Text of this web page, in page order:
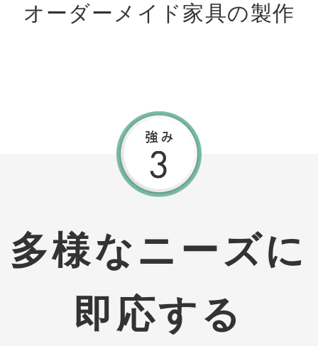
オーダーメイド家具の製作
多様なニーズに
即応する